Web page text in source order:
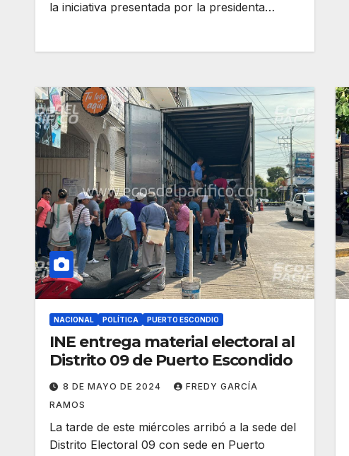
la iniciativa presentada por la presidenta…
NACIONAL POLÍTICA PUERTO ESCONDIO
INE entrega material electoral al
Distrito 09 de Puerto Escondido
8 DE MAYO DE 2024
FREDY GARCÍA
RAMOS
La tarde de este miércoles arribó a la sede del
Distrito Electoral 09 con sede en Puerto